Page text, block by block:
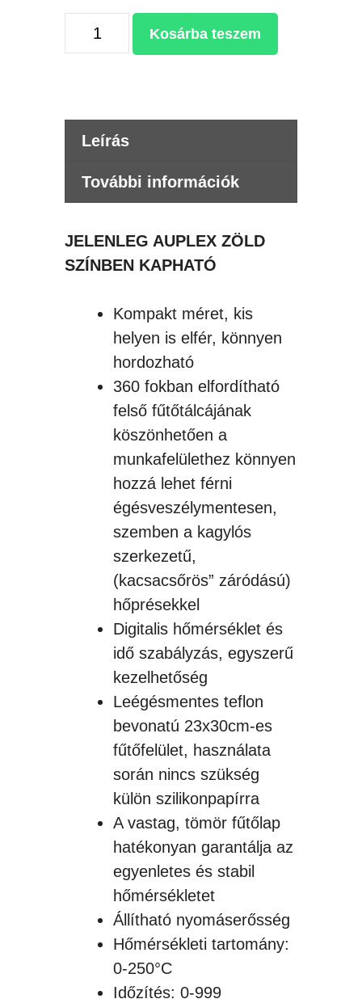
UKPRESS
SW230
23x30cm
mennyiség
Kosárba teszem
Leírás
További információk
JELENLEG AUPLEX ZÖLD
SZÍNBEN KAPHATÓ
Kompakt méret, kis
helyen is elfér, könnyen
hordozható
360 fokban elfordítható
felső fűtőtálcájának
köszönhetően a
munkafelülethez könnyen
hozzá lehet férni
égésveszélymentesen,
szemben a kagylós
szerkezetű,
(kacsacsőrös” záródású)
hőprésekkel
Digitalis hőmérséklet és
idő szabályzás, egyszerű
kezelhetőség
Leégésmentes teflon
bevonatú 23x30cm-es
fűtőfelület, használata
során nincs szükség
külön szilikonpapírra
A vastag, tömör fűtőlap
hatékonyan garantálja az
egyenletes és stabil
hőmérsékletet
Állítható nyomáserősség
Hőmérsékleti tartomány:
0-250°C
Időzítés: 0-999